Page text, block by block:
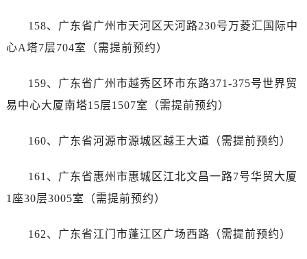
158、广东省广州市天河区天河路230号万菱汇国际中
心A塔7层704室（需提前预约）
159、广东省广州市越秀区环市东路371-375号世界贸
易中心大厦南塔15层1507室（需提前预约）
160、广东省河源市源城区越王大道（需提前预约）
161、广东省惠州市惠城区江北文昌一路7号华贸大厦
1座30层3005室（需提前预约）
162、广东省江门市蓬江区广场西路（需提前预约）